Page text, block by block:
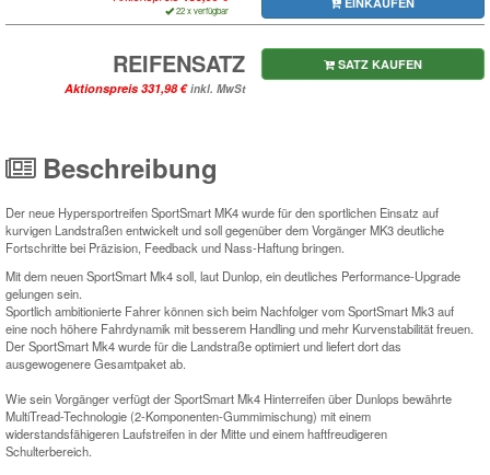
22 x verfügbar
REIFENSATZ
Aktionspreis inkl. MwSt
SATZ KAUFEN
Beschreibung
Der neue Hypersportreifen SportSmart MK4 wurde für den sportlichen Einsatz auf
kurvigen Landstraßen entwickelt und soll gegenüber dem Vorgänger MK3 deutliche
Fortschritte bei Präzision, Feedback und Nass-Haftung bringen.
Mit dem neuen SportSmart Mk4 soll, laut Dunlop, ein deutliches Performance-Upgrade
gelungen sein.
Sportlich ambitionierte Fahrer können sich beim Nachfolger vom SportSmart Mk3 auf
eine noch höhere Fahrdynamik mit besserem Handling und mehr Kurvenstabilität freuen.
Der SportSmart Mk4 wurde für die Landstraße optimiert und liefert dort das
ausgewogenere Gesamtpaket ab.
Wie sein Vorgänger verfügt der SportSmart Mk4 Hinterreifen über Dunlops bewährte
MultiTread-Technologie (2-Komponenten-Gummimischung) mit einem
widerstandsfähigeren Laufstreifen in der Mitte und einem haftfreudigeren
Schulterbereich.